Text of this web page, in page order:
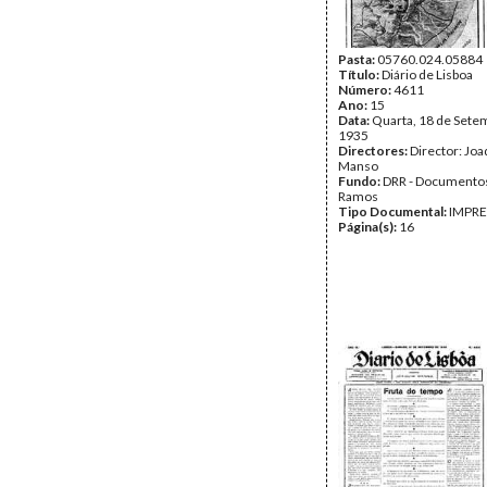
Pasta:05760.024.05884
Título:Diário de Lisboa
Número:4611
Ano: 15
Data: Quarta, 18 de
1935
Directores:Director:
Manso
Fundo:DRR -
Ramos
Tipo Documental:
Página(s): 16